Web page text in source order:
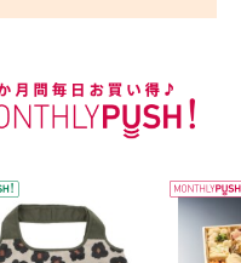
WEEKLY PUSH